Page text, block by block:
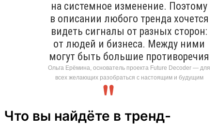
на системное изменение. Поэтому
в описании любого тренда хочется
видеть сигналы от разных сторон:
от людей и бизнеса. Между ними
могут быть большие противоречия
Ольга Ерёмина, основатель проекта Future Decoder — для
всех желающих разобраться с настоящим и будущим
Что вы найдёте в тренд-